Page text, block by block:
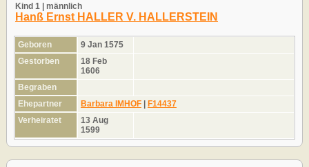
Kind 1 | männlich
Hanß Ernst HALLER V. HALLERSTEIN
Geboren
9 Jan 1575
Gestorben
18 Feb
1606
Begraben
Ehepartner
Barbara IMHOF | F14437
Verheiratet
13 Aug
1599